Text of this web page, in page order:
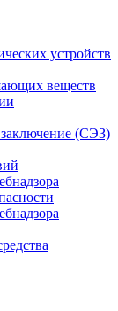
устройств
веществ
(СЭЗ)